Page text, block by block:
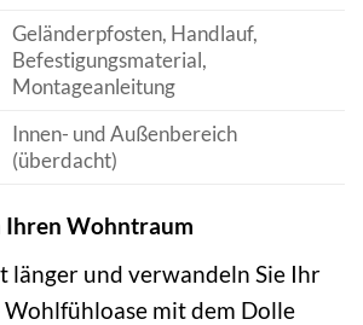
Geländerpfosten, Handlauf,
Befestigungsmaterial,
Montageanleitung
Innen- und Außenbereich
(überdacht)
Ihren Wohntraum
länger und verwandeln Sie Ihr
Wohlfühloase mit dem Dolle